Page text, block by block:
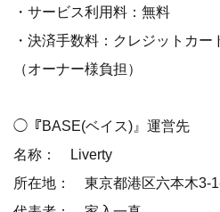
・サービス利用料：無料
・決済手数料：クレジットカ
（オーナー様負担）
◯『BASE(ベイス)』運営先
名称： Liverty
所在地： 東京都港区六本木3-